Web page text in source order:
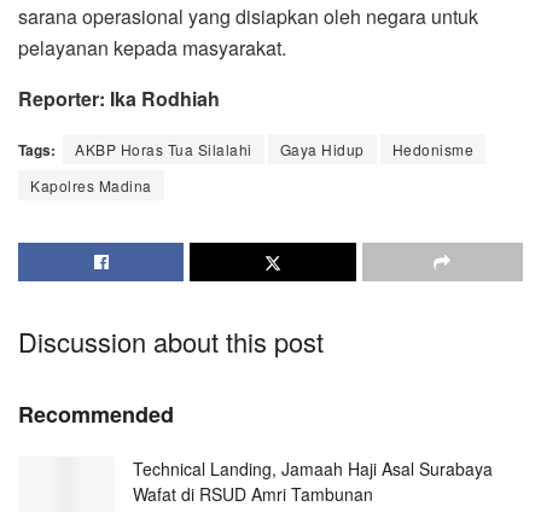
sarana operasional yang disiapkan oleh negara untuk
pelayanan kepada masyarakat.
Reporter: Ika Rodhiah
Tags: AKBP Horas Tua Silalahi Gaya Hidup
Hedonisme
Kapolres Madina
Discussion about this post
Recommended
Technical Landing, Jamaah Haji Asal Surabaya
Wafat di RSUD Amri Tambunan